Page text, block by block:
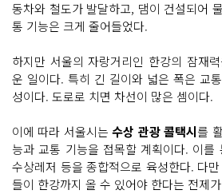
동차와 철도가 발달하고, 댐이 건설되어
통 기능은 크게 줄어들었다.
하지만 서울의 자랑거리인 한강의 잠재
운 일이다. 특히 긴 길이와 넓은 폭은 교
성이다. 도로로 치면 차선이 많은 셈이다.
이에 따라 서울시는수상 관광 콜택시를
능과 교통 기능을 접목할 계획이다. 이를
수상레저 등을 종합적으로 육성한다. 다
들이 한강까지 올 수 있어야 한다는 전제